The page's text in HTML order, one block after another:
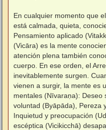
En cualquier momento que
está calmada, quieta,
Pensamiento aplicado
(Vicāra) es la mente
atención plena también
cuerpo. En ese orden, el
inevitablemente surgen.
vienen a surgir, la mente es
mentales (Nīvaraṇa): Deseo
voluntad (Byāpāda), Pereza
Inquietud y preocupación
escéptica (Vicikicchā)